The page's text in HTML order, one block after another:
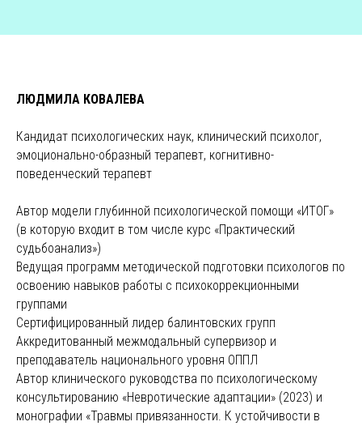
ЛЮДМИЛА КОВАЛЕВА
Кандидат психологических наук, клинический психолог,
эмоционально-образный терапевт, когнитивно-
поведенческий терапевт
Автор модели глубинной психологической помощи «ИТОГ»
(в которую входит в том числе курс «Практический
судьбоанализ»)
Ведущая программ методической подготовки психологов по
освоению навыков работы с психокоррекционными
группами
Сертифицированный лидер балинтовских групп
Аккредитованный межмодальный супервизор и
преподаватель национального уровня ОППЛ
Автор клинического руководства по психологическому
консультированию «Невротические адаптации» (2023) и
монографии «Травмы привязанности. К устойчивости в